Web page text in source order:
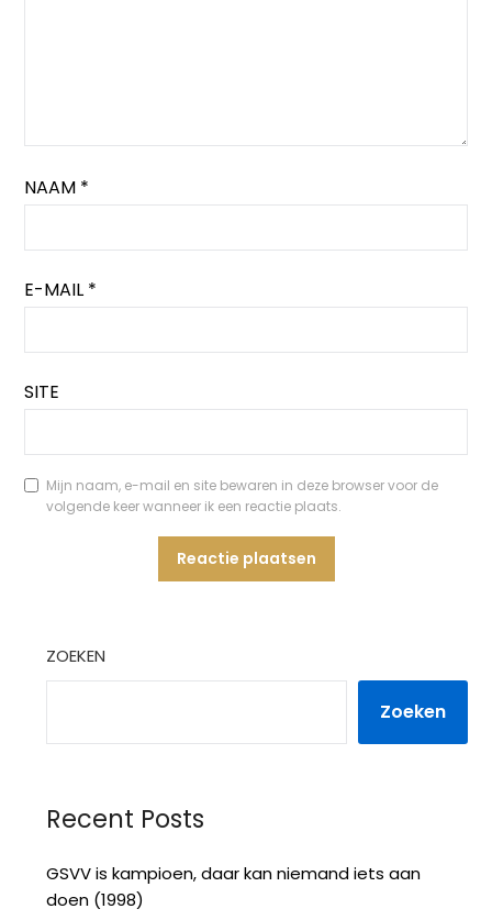
NAAM *
E-MAIL *
SITE
Mijn naam, e-mail en site bewaren in deze browser voor de
volgende keer wanneer ik een reactie plaats.
ZOEKEN
Zoeken
Recent Posts
GSVV is kampioen, daar kan niemand iets aan
doen (1998)